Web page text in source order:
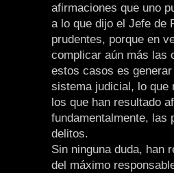
afirmaciones que uno
a lo que dijo el Jefe de
prudentes, porque en
complicar aún más las
estos casos es
sistema judicial, lo que
los que han resultado
fundamentalmente, las
delitos.
Sin ninguna duda, han
del máximo